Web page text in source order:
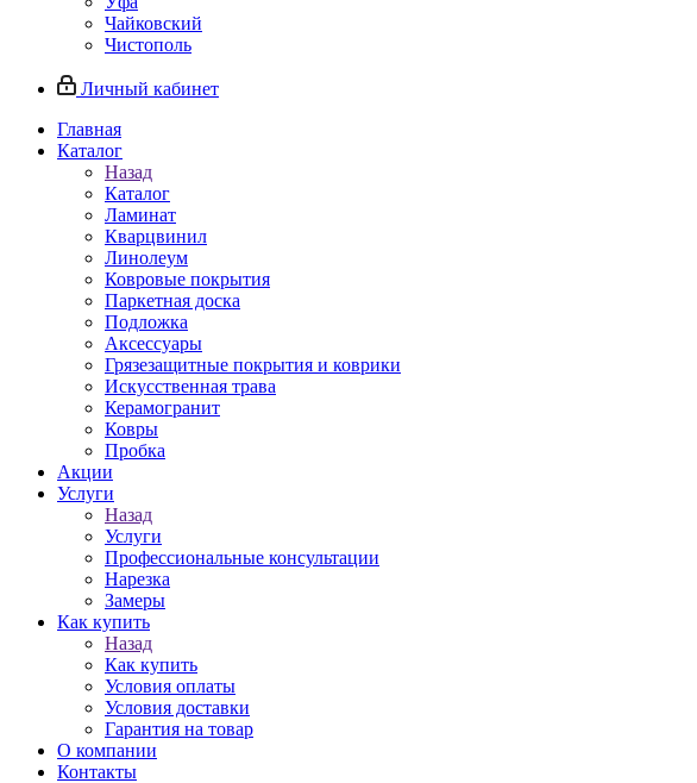
Чайковский
Чистополь
Личный кабинет
Главная
Каталог
Назад
Каталог
Ламинат
Кварцвинил
Линолеум
Ковровые покрытия
Паркетная доска
Подложка
Аксессуары
Грязезащитные покрытия и коврики
Искусственная трава
Керамогранит
Ковры
Пробка
Акции
Услуги
Назад
Услуги
Профессиональные консультации
Нарезка
Замеры
Как купить
Назад
Как купить
Условия оплаты
Условия доставки
Гарантия на товар
О компании
Контакты